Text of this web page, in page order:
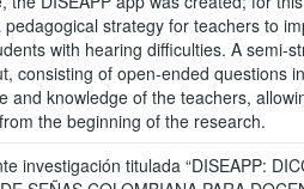
pedagogical strategy for teachers to
with hearing difficulties. A semi-
consisting of open-ended questions
and knowledge of the teachers,
the beginning of the research.
investigación titulada “DISEAPP: